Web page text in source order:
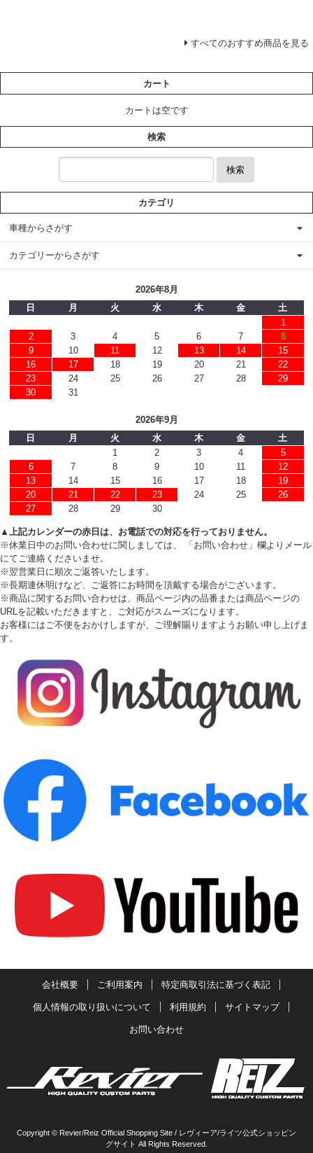
すべてのおすすめ商品を見る
カート
カートは空です
検索
検索
カテゴリ
車種からさがす
カテゴリーからさがす
2026年8月
日
月 火 水 木 金
土
1
2
3 4 5 6 7
8
9
10 11 12 13 14
15
16
17 18 19 20 21
22
23
24 25 26 27 28
29
30
31
2026年9月
日
月 火 水 木 金
土
1
2 3 4
5
6
7 8 9 10 11
12
13
14 15 16 17 18
19
20
21 22 23 24 25
26
27
28 29 30
▲上記カレンダーの赤日は、お電話での対応を行っておりません。
※休業日中のお問い合わせに関しましては、 「お問い合わせ」欄よりメール
にてご連絡くださいませ。
※翌営業日に順次ご返答いたします。
※長期連休明けなど、ご返答にお時間を頂戴する場合がございます。
※商品に関するお問い合わせは、商品ページ内の品番または商品ページの
URLを記載いただきますと、ご対応がスムーズになります。
お客様にはご不便をおかけしますが、ご理解賜りますようお願い申し上げま
す。
会社概要 ご利用案内 特定商取引法に基づく表記
個人情報の取り扱いについて 利用規約 サイトマップ
お問い合わせ
Copyright © Revier/Reiz Official Shopping Site / レヴィーア/ライツ公式ショッピン
グサイト All Rights Reserved.